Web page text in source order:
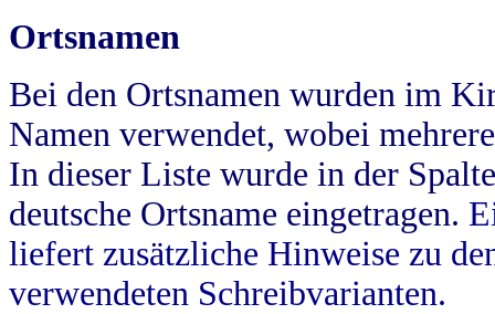
Ortsnamen
Bei den Ortsnamen wurden im
Namen verwendet, wobei
In dieser Liste wurde in der
deutsche Ortsname eingetragen.
liefert zusätzliche Hinweise zu
verwendeten Schreibvarianten.